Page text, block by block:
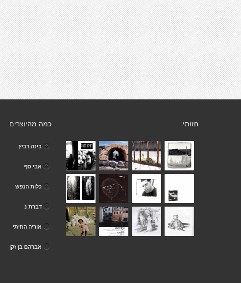
כמה מהיוצרים
בינה רביץ
אבי סף
כלות הנפש
דברת נ
אוריה החיתי
אברהם בן זקן
חזותי